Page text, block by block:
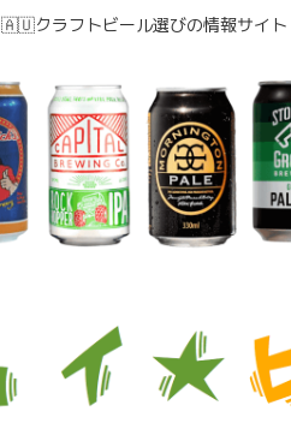
🇦🇺クラフトビール選びの情報サイト